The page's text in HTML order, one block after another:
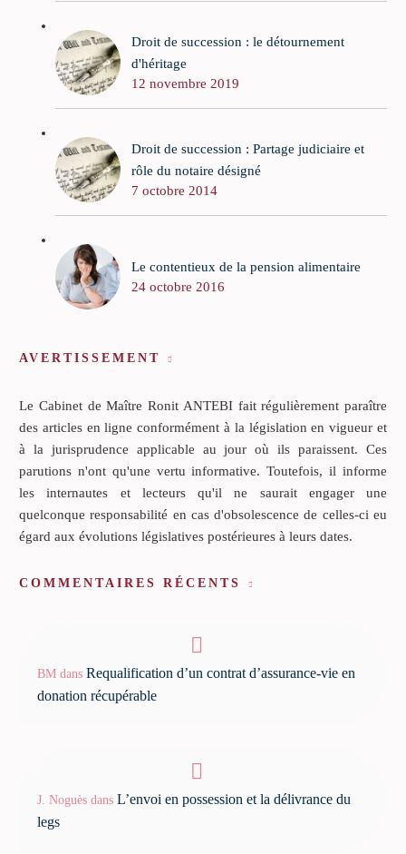
Droit de succession : le détournement
d'héritage
12 novembre 2019
Droit de succession : Partage judiciaire et
rôle du notaire désigné
7 octobre 2014
Le contentieux de la pension alimentaire
24 octobre 2016
AVERTISSEMENT
Le Cabinet de Maître Ronit ANTEBI fait régulièrement paraître
des articles en ligne conformément à la législation en vigueur et
à la jurisprudence applicable au jour où ils paraissent. Ces
parutions n'ont qu'une vertu informative. Toutefois, il informe
les internautes et lecteurs qu'il ne saurait engager une
quelconque responsabilité en cas d'obsolescence de celles-ci eu
égard aux évolutions législatives postérieures à leurs dates.
COMMENTAIRES RÉCENTS
BM dans Requalification d’un contrat d’assurance-vie en
donation récupérable
J. Noguès dans L’envoi en possession et la délivrance du
legs